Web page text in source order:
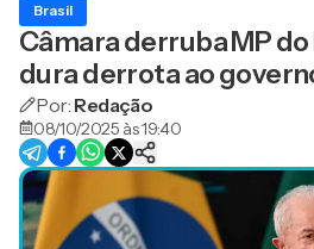
governo
Brasil
Câmara derruba MP do
dura derrota ao
Por: Redação
08/10/2025 às 19:40